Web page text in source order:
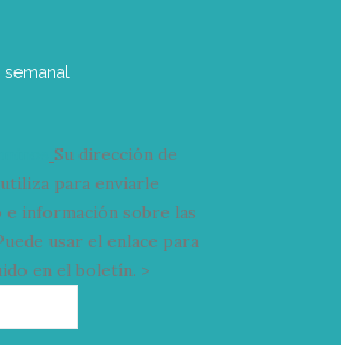
Su dirección de
para enviarle
información sobre las
usar el enlace para
en el boletín. >